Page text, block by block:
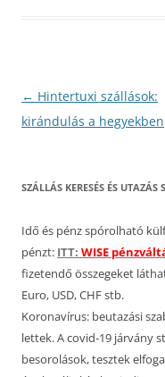
Bejegyzés
navigáció
← Hintertuxi szállások:
kirándulás a hegyekben
SZÁLLÁS KERESÉS ÉS UTAZÁS
Idő és pénz spórolható
pénzt: ITT: WISE
fizetendő összegeket
Euro, USD, CHF stb.
Koronavírus: beutazási
lettek. A covid-19 járvány
besorolások, tesztek